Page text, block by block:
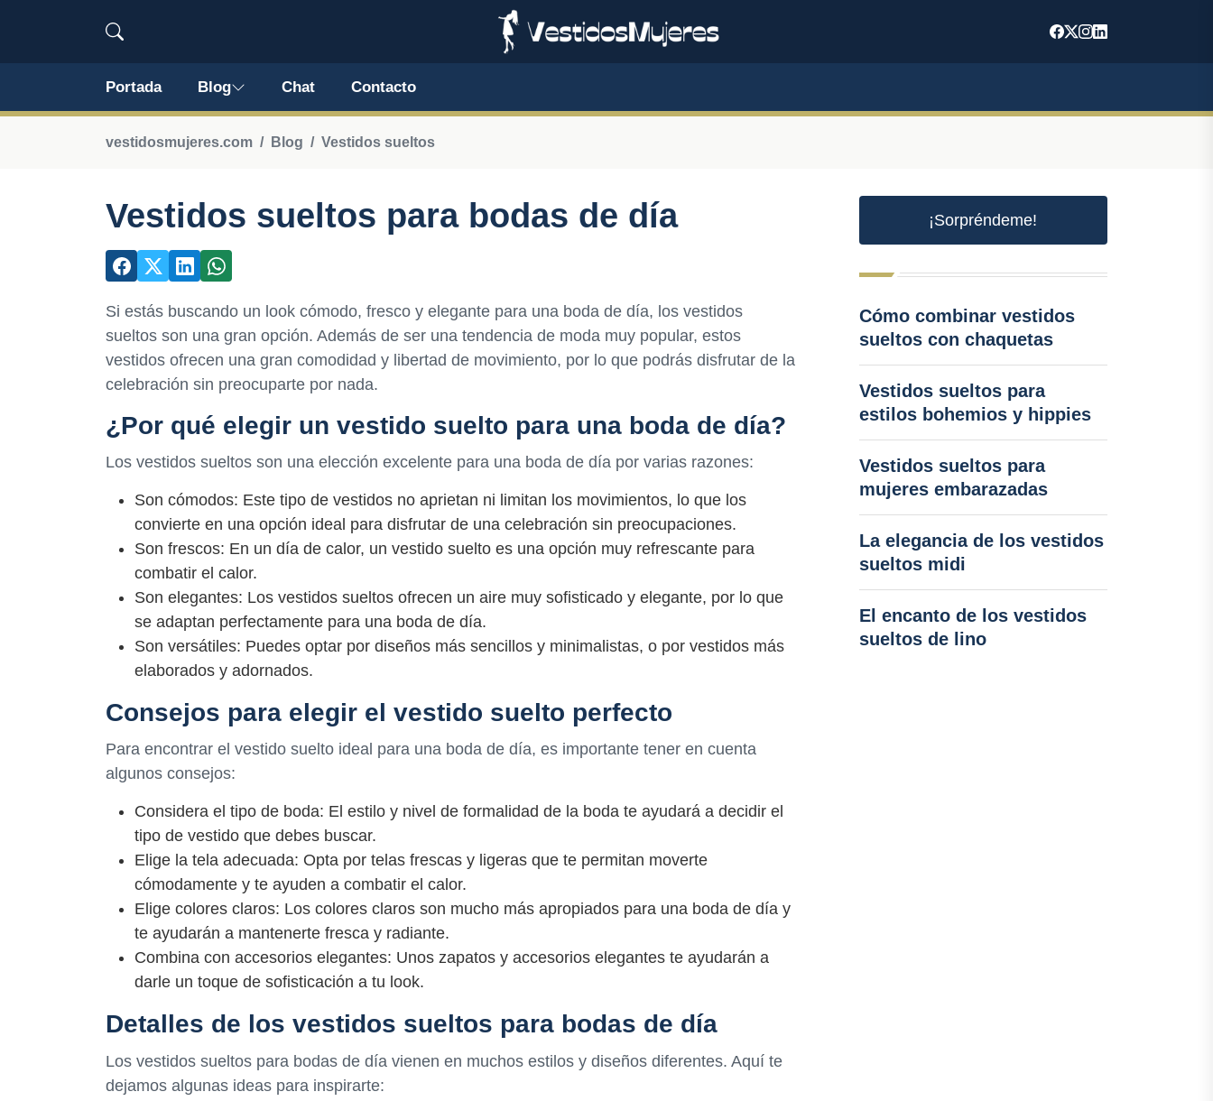
Portada Blog Chat Contacto
vestidosmujeres.com Blog Vestidos sueltos
Vestidos sueltos para bodas de día
Si estás buscando un look cómodo, fresco y elegante para una boda de día, los vestidos
sueltos son una gran opción. Además de ser una tendencia de moda muy popular, estos
vestidos ofrecen una gran comodidad y libertad de movimiento, por lo que podrás disfrutar de la
celebración sin preocuparte por nada.
¿Por qué elegir un vestido suelto para una boda de día?
Los vestidos sueltos son una elección excelente para una boda de día por varias razones:
Son cómodos: Este tipo de vestidos no aprietan ni limitan los movimientos, lo que los
convierte en una opción ideal para disfrutar de una celebración sin preocupaciones.
Son frescos: En un día de calor, un vestido suelto es una opción muy refrescante para
combatir el calor.
Son elegantes: Los vestidos sueltos ofrecen un aire muy sofisticado y elegante, por lo que
se adaptan perfectamente para una boda de día.
Son versátiles: Puedes optar por diseños más sencillos y minimalistas, o por vestidos más
elaborados y adornados.
Consejos para elegir el vestido suelto perfecto
Para encontrar el vestido suelto ideal para una boda de día, es importante tener en cuenta
algunos consejos:
Considera el tipo de boda: El estilo y nivel de formalidad de la boda te ayudará a decidir el
tipo de vestido que debes buscar.
Elige la tela adecuada: Opta por telas frescas y ligeras que te permitan moverte
cómodamente y te ayuden a combatir el calor.
Elige colores claros: Los colores claros son mucho más apropiados para una boda de día y
te ayudarán a mantenerte fresca y radiante.
Combina con accesorios elegantes: Unos zapatos y accesorios elegantes te ayudarán a
darle un toque de sofisticación a tu look.
Detalles de los vestidos sueltos para bodas de día
Los vestidos sueltos para bodas de día vienen en muchos estilos y diseños diferentes. Aquí te
dejamos algunas ideas para inspirarte:
¡Sorpréndeme!
Cómo combinar vestidos
sueltos con chaquetas
Vestidos sueltos para
estilos bohemios y hippies
Vestidos sueltos para
mujeres embarazadas
La elegancia de los vestidos
sueltos midi
El encanto de los vestidos
sueltos de lino